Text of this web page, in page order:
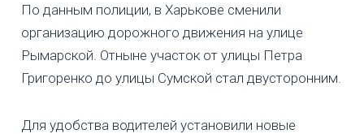
По данным полиции, в Харькове сменили
организацию дорожного движения на улице
Рымарской. Отныне участок от улицы Петра
Григоренко до улицы Сумской стал двусторонним.
Для удобства водителей установили новые